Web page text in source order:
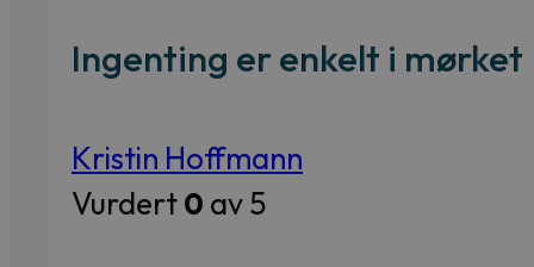
Krim
Roman
Tegneserier
Annet
Ingenting er enkelt i mørket
Kristin Hoffmann
Vurdert0 av 5